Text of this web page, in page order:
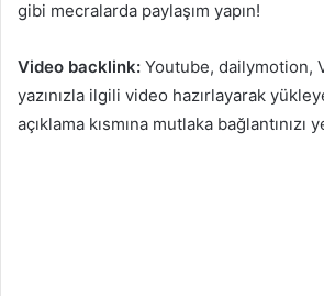
gibi mecralarda paylaşım yapın!
Video backlink: Youtube, dailymotion,
yazınızla ilgili video hazırlayarak
açıklama kısmına mutlaka bağlantınızı